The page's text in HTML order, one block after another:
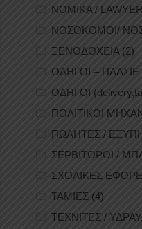
ΝΟΜΙΚΑ /
ΝΟΣΟΚΟΜΟΙ/
ΞΕΝΟΔΟΧΕΙΑ (2)
ΟΔΗΓΟΙ – ΠΛΑΣΙΕ
ΟΔΗΓΟΙ
ΠΟΛΙΤΙΚΟΙ
ΠΩΛΗΤΕΣ /
ΣΕΡΒΙΤΟΡΟΙ /
ΣΧΟΛΙΚΕΣ
ΤΑΜΙΕΣ (4)
ΤΕΧΝΙΤΕΣ /